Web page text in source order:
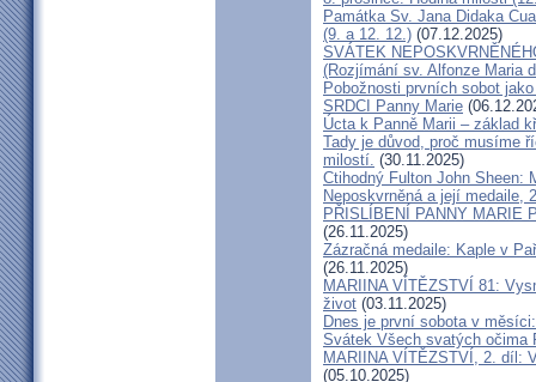
Památka Sv. Jana Didaka
(9. a 12. 12.) (07.12.2025)
SVÁTEK
(Rozjímání sv. Alfonze Maria
Pobožnosti prvních sobot
SRDCI Panny Marie
Úcta k Panně Marii – základ
Tady je důvod, proč musíme
milostí. (30.11.2025)
Ctihodný Fulton John Sheen:
Neposkvrněná a její medaile,
PŘISLÍBENÍ PANNY MARIE
(26.11.2025)
Zázračná medaile: Kaple v
(26.11.2025)
MARIINA VÍTĚZSTVÍ 81:
život (03.11.2025)
Dnes je první sobota v měsíci:
Svátek Všech svatých očima
MARIINA VÍTĚZSTVÍ, 2. díl:
(05.10.2025)